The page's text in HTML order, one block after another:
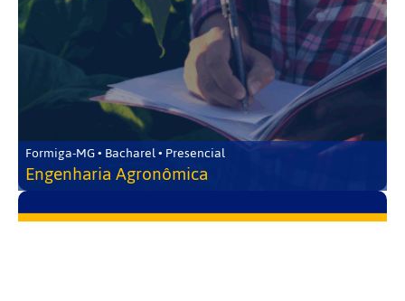
Formiga-MG • Bacharel • Presencial
Engenharia Agronômica